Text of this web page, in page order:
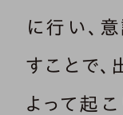
に行い、
すことで
よって起